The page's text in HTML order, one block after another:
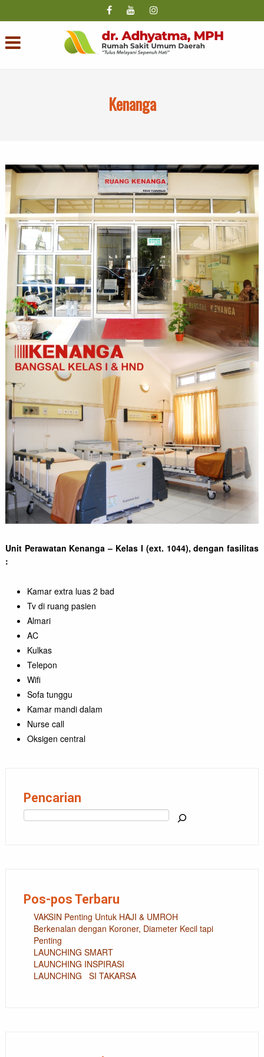
Kenanga
Unit Perawatan Kenanga – Kelas I (ext. 1044), dengan fasilitas
:
Kamar extra luas 2 bad
Tv di ruang pasien
Almari
AC
Kulkas
Telepon
Wifi
Sofa tunggu
Kamar mandi dalam
Nurse call
Oksigen central
Pencarian
Pos-pos Terbaru
VAKSIN Penting Untuk HAJI & UMROH
Berkenalan dengan Koroner, Diameter Kecil tapi
Penting
LAUNCHING SMART
LAUNCHING INSPIRASI
LAUNCHING SI TAKARSA